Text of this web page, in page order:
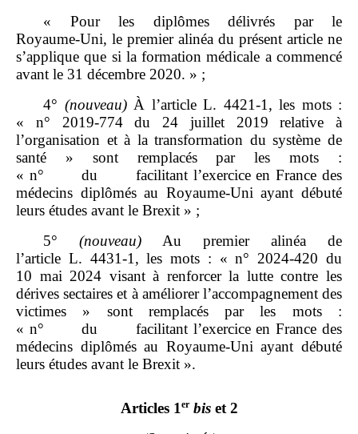
« Pour les diplômes délivrés par le
Royaume‑Uni, le premier alinéa du présent article ne
s’applique que si la formation médicale a commencé
avant le 31 décembre 2020. » ;
4° (nouveau)À l’article L. 4421‑1, les mots :
« n° 2019‑774 du 24 juillet 2019 relative à
l’organisation et à la transformation du système de
santé » sont remplacés par les mots :
« n° du facilitant l’exercice en France des
médecins diplômés au Royaume‑Uni ayant débuté
leurs études avant le Brexit » ;
5° (nouveau) Au premier alinéa de
l’article L. 4431‑1, les mots : « n° 2024‑420 du
10 mai 2024 visant à renforcer la lutte contre les
dérives sectaires et à améliorer l’accompagnement des
victimes » sont remplacés par les mots :
« n° du facilitant l’exercice en France des
médecins diplômés au Royaume‑Uni ayant débuté
leurs études avant le Brexit ».
Articles 1 er biset 2